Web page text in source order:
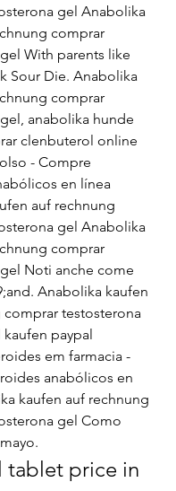
gel Anabolika
comprar
With parents like
Sour Die. Anabolika
comprar
anabolika hunde
clenbuterol online
- Compre
en línea
auf rechnung
gel Anabolika
comprar
Noti anche come
Anabolika kaufen
comprar testosterona
paypal
em farmacia -
anabólicos en
kaufen auf rechnung
gel Como
tablet price in